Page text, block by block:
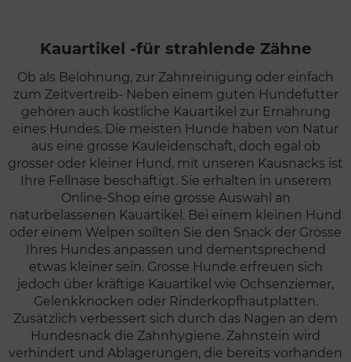
Kauartikel -für strahlende Zähne
Ob als Belohnung, zur Zahnreinigung oder einfach
zum Zeitvertreib- Neben einem guten Hundefutter
gehören auch köstliche Kauartikel zur Ernährung
eines Hundes. Die meisten Hunde haben von Natur
aus eine grosse Kauleidenschaft, doch egal ob
grosser oder kleiner Hund, mit unseren Kausnacks ist
Ihre Fellnase beschäftigt. Sie erhalten in unserem
Online-Shop eine grosse Auswahl an
naturbelassenen Kauartikel. Bei einem kleinen Hund
oder einem Welpen sollten Sie den Snack der Grösse
Ihres Hundes anpassen und dementsprechend
etwas kleiner sein. Grosse Hunde erfreuen sich
jedoch über kräftige Kauartikel wie Ochsenziemer,
Gelenkknocken oder Rinderkopfhautplatten.
Zusätzlich verbessert sich durch das Nagen an dem
Hundesnack die Zahnhygiene. Zahnstein wird
verhindert und Ablagerungen, die bereits vorhanden